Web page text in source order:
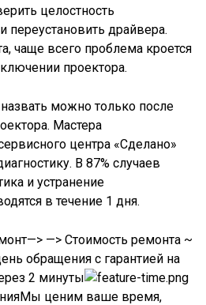
целостность
переустановить драйвера.
чаще всего проблема кроется
проектора.
можно только после
Мастера
центра «Сделано»
В 87% случаев
и устранение
в течение 1 дня.
—> Стоимость ремонта ~
обращения с гарантией на
2 минуты
ценим ваше время,